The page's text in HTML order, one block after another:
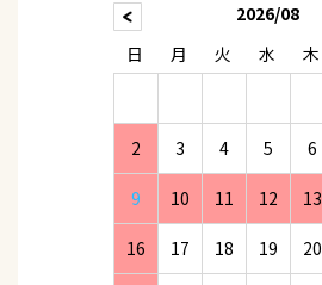
2026/08
日
月 火 水 木
2 3 4 5 6
9 10 11 12 13
16 17 18 19 20